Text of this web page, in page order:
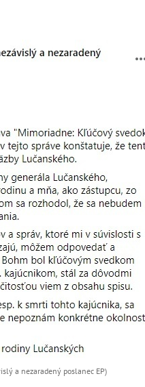
a nezaradený poslanec EP)